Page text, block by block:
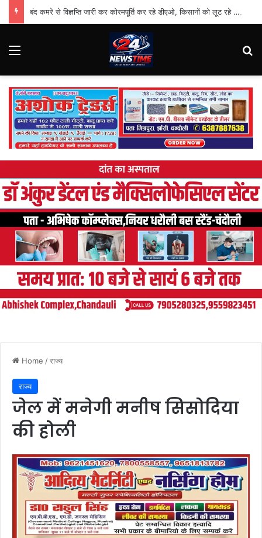
बंद कमरे से विज्ञप्ति जारी कर कोरमपूर्ति कर रहे डीएओ, किसानों को लूट रहे निजी दुकानदार
Menu
Home /राज्य
राज्य
जेल में मनेगी मनीष सिसोदिया
की होली